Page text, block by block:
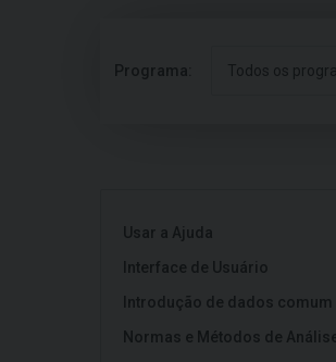
Programa: Todos os
Usar a Ajuda
Interface de Usuário
Introdução de dados comum
Normas e Métodos de